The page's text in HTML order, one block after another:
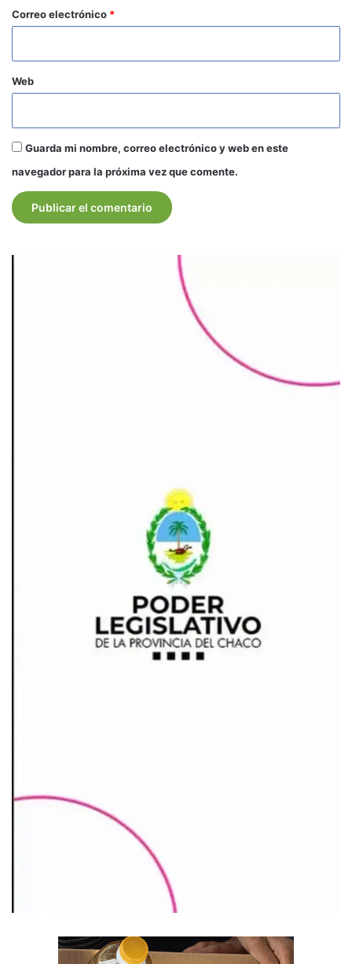
*
Correo electrónico *
Web
Guarda mi nombre, correo electrónico y web en este
navegador para la próxima vez que comente.